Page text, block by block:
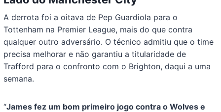
A derrota foi a oitava de Pep Guardiola para o
Tottenham na Premier League, mais do que contra
qualquer outro adversário. O técnico admitiu que o time
precisa melhorar e não garantiu a titularidade de
Trafford para o confronto com o Brighton, daqui a uma
semana.
“James fez um bom primeiro jogo contra o Wolves e